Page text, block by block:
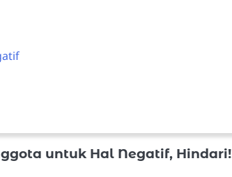
untuk Hal Negatif, Hindari!